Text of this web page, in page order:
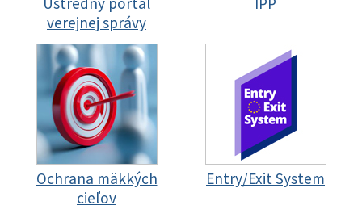
verejnej správy
Ochrana mäkkých
cieľov
Entry/Exit System